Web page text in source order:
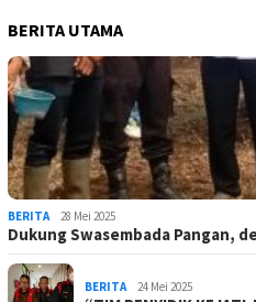
BERITA UTAMA
BERITA 28 Mei 2025
Dukung Swasembada Pangan,
BERITA 24 Mei 2025